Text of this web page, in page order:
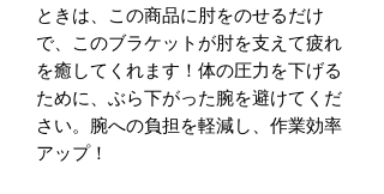
ときは、この商品に肘をのせるだけ
で、このブラケットが肘を支えて疲れ
を癒してくれます！体の圧力を下げる
ために、ぶら下がった腕を避けてくだ
さい。腕への負担を軽減し、作業効率
アップ！